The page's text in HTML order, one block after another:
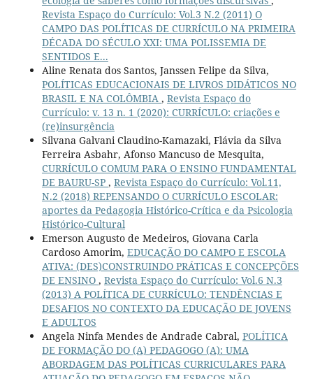
Revista Espaço do Currículo: Vol.3 N.2 (2011) O
CAMPO DAS POLÍTICAS DE CURRÍCULO NA PRIMEIRA
DÉCADA DO SÉCULO XXI: UMA POLISSEMIA DE
SENTIDOS E...
Aline Renata dos Santos, Janssen Felipe da Silva,
POLÍTICAS EDUCACIONAIS DE LIVROS DIDÁTICOS NO
BRASIL E NA COLÔMBIA , Revista Espaço do
Currículo: v. 13 n. 1 (2020): CURRÍCULO: criações e
(re)insurgência
Silvana Galvani Claudino-Kamazaki, Flávia da Silva
Ferreira Asbahr, Afonso Mancuso de Mesquita,
CURRÍCULO COMUM PARA O ENSINO FUNDAMENTAL
DE BAURU-SP , Revista Espaço do Currículo: Vol.11,
N.2 (2018) REPENSANDO O CURRÍCULO ESCOLAR:
aportes da Pedagogia Histórico-Crítica e da Psicologia
Histórico-Cultural
Emerson Augusto de Medeiros, Giovana Carla
Cardoso Amorim, EDUCAÇÃO DO CAMPO E ESCOLA
ATIVA: (DES)CONSTRUINDO PRÁTICAS E CONCEPÇÕES
DE ENSINO , Revista Espaço do Currículo: Vol.6 N.3
(2013) A POLÍTICA DE CURRÍCULO: TENDÊNCIAS E
DESAFIOS NO CONTEXTO DA EDUCAÇÃO DE JOVENS
E ADULTOS
Angela Ninfa Mendes de Andrade Cabral, POLÍTICA
DE FORMAÇÃO DO (A) PEDAGOGO (A): UMA
ABORDAGEM DAS POLÍTICAS CURRICULARES PARA